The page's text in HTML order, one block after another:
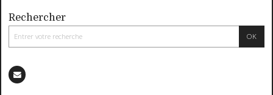
Rechercher